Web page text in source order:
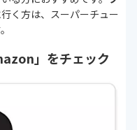
行く方は、スーパーチュー
」をチェック